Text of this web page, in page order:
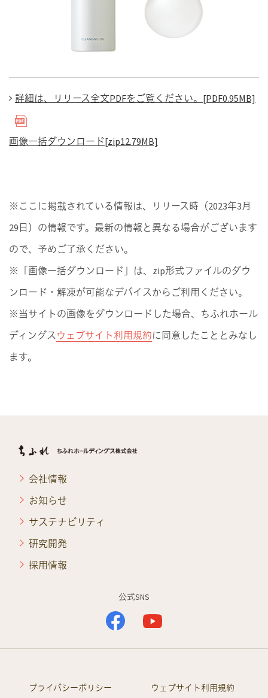
詳細は、リリース全文PDFをご覧ください。[PDF0.95MB]
画像一括ダウンロード[zip12.79MB]
※ここに掲載されている情報は、リリース時（2023年3月
29日）の情報です。最新の情報と異なる場合がございます
ので、予めご了承ください。
※「画像一括ダウンロード」は、zip形式ファイルのダウ
ンロード・解凍が可能なデバイスからご利用ください。
※当サイトの画像をダウンロードした場合、ちふれホール
ディングスウェブサイト利用規約に同意したこととみなし
ます。
会社情報
お知らせ
サステナビリティ
研究開発
採用情報
公式SNS
プライバシーポリシー ウェブサイト利用規約